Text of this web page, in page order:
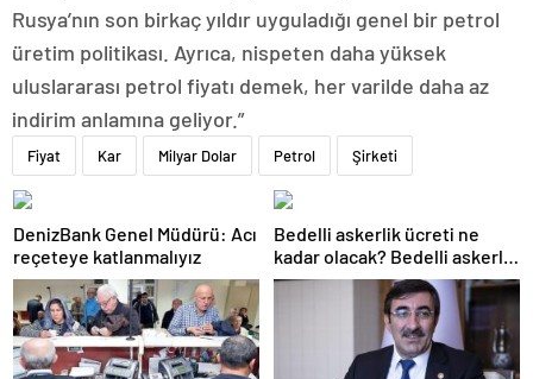
Rusya’nın son birkaç yıldır uyguladığı genel bir petrol
üretim politikası. Ayrıca, nispeten daha yüksek
uluslararası petrol fiyatı demek, her varilde daha az
indirim anlamına geliyor.”
Fiyat Kar Milyar Dolar Petrol Şirketi
DenizBank Genel Müdürü: Acı
reçeteye katlanmalıyız
Bedelli askerlik ücreti ne
kadar olacak? Bedelli askerlik
ücreti 2024 Temmuz…